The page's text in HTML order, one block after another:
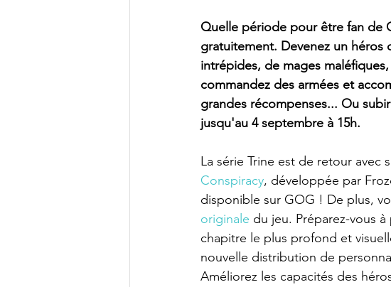
Quelle période pour être fan de
gratuitement. Devenez un héros
intrépides, de mages
commandez des armées et
grandes récompenses... Ou
jusqu'au 4 septembre à 15h.
La série Trine est de retour avec
Conspiracy, développée par
disponible sur GOG ! De plus,
originale du jeu. Préparez-vous
chapitre le plus profond et
nouvelle distribution de
Améliorez les capacités des